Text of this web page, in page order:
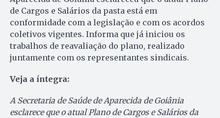
de Cargos e Salários da pasta está em
conformidade com a legislação e com os acordos
coletivos vigentes. Informa que já iniciou os
trabalhos de reavaliação do plano, realizado
juntamente com os representantes sindicais.
Veja a íntegra:
A Secretaria de Saúde de Aparecida de Goiânia
esclarece que o atual Plano de Cargos e Salários da